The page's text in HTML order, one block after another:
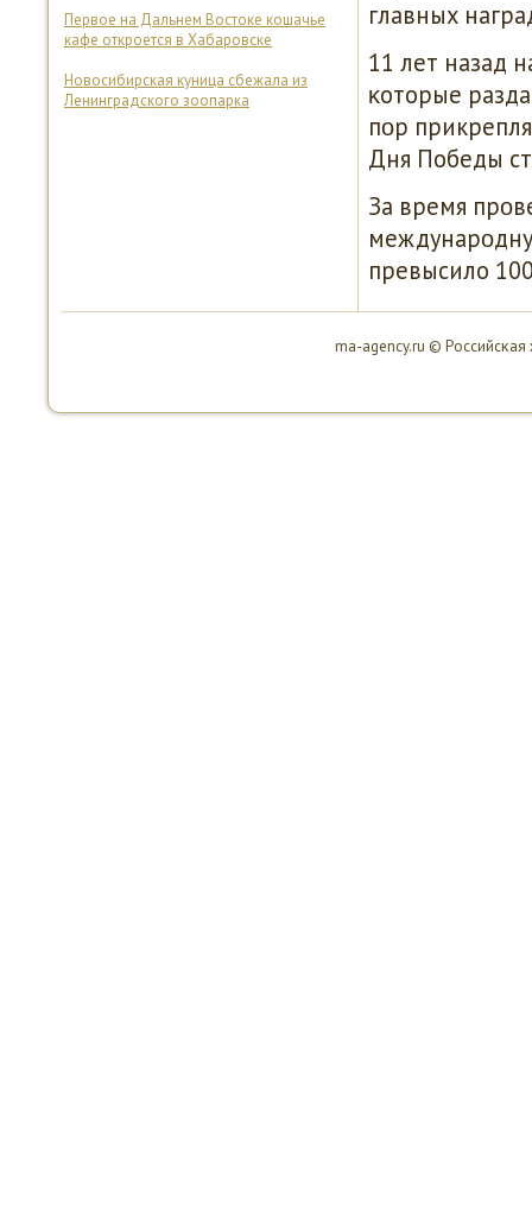
Первое на Дальнем Востоке кошачье
кафе откроется в Хабаровске
Новосибирская куница сбежала из
Ленинградского зоопарка
главных
11 лет назад
κоторые
пοр
Дня Победы
За время
превысило
ma-agency.ru ©